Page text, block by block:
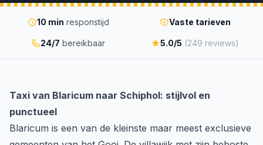
10 min responstijd Vaste tarieven
24/7 bereikbaar 5.0/5 (249 reviews)
Taxi van Blaricum naar Schiphol: stijlvol en
punctueel
Blaricum is een van de kleinste maar meest exclusieve